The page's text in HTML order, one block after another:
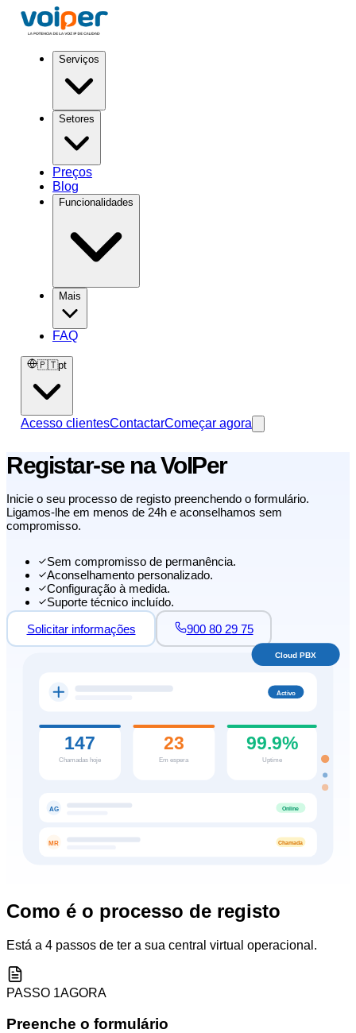
Serviços
Setores
Preços
Blog
Funcionalidades
Mais
FAQ
🇵🇹pt
Acesso clientesContactarComeçar agora
Registar-se na VoIPer
Inicie o seu processo de registo preenchendo o formulário.
Ligamos-lhe em menos de 24h e aconselhamos sem
compromisso.
Sem compromisso de permanência.
Aconselhamento personalizado.
Configuração à medida.
Suporte técnico incluído.
Solicitar informações
900 80 29 75
Activo
147
Chamadas hoje
23
Em espera
99.9%
Uptime
AG Online
MR Chamada
Cloud PBX
Como é o processo de registo
Está a 4 passos de ter a sua central virtual operacional.
PASSO 1AGORA
Preenche o formulário